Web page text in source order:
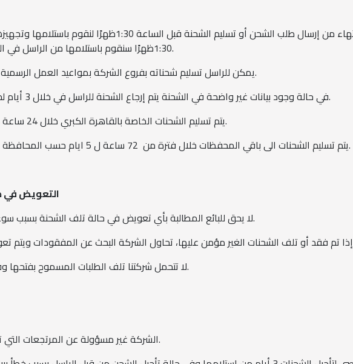
يجب الانتهاء من إرسال طلب الشحن أو تسليم الشحنة قبل
1:30ظهرًا سنقوم باستلامها من الراسل في اليوم التالي أو بالميعاد المناسب للشحن.
يمكن للراسل تسليم شحناته بفروع الشركة بمواعيد العمل الرسمية من الساعة 10 صباحًا للساعة 5 مساءً.
في حالة وجود بيانات غير واضحة في الشحنة يتم إرجاع الشحنة للراسل في خلال 3 أيام لحين التأكد من بيانات الشحن وتصحيحها.
يتم تسليم الشحنات الخاصة بالقاهرة الكبري خلال 24 ساعة كحد أقصى عدا أيام العطلات الرسمية.
يتم تسليم الشحنات الى باقي المحفظات خلال فترة من 72 ساعة ل 5 ايام حسب المحافظة كحد أقصى عدا أيام العطلات الرسمية.
التعويض في
لا يحق للبائع المطالبة بأي تعويض في حالة تلف الشحنة بسبب سوء التغليف قبل تسليمها لشركة الشحن.
إذا تم فقد أو تلف الشحنات الغير مؤمن عليها، تحاول الشركة البحث عن المفقودات ويتم
لا تتحمل شركتنا تلف الطلبات المسموح بفتحها وفحصها من قبل المستلم قبل الاستلام.
الشركة غير مسؤولة عن المرتجعات التي تتعدى وجودها بالفرع أكثر من 30 يوم.